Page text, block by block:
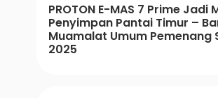
PROTON E-MAS 7 Prime Jadi
Penyimpan Pantai Timur –
Muamalat Umum Pemenang
2025